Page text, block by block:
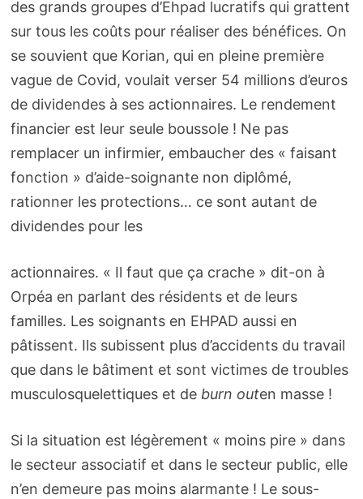
des grands groupes d’Ehpad lucratifs qui grattent
sur tous les coûts pour réaliser des bénéfices. On
se souvient que Korian, qui en pleine première
vague de Covid, voulait verser 54 millions d’euros
de dividendes à ses actionnaires. Le rendement
financier est leur seule boussole ! Ne pas
remplacer un infirmier, embaucher des « faisant
fonction » d’aide-soignante non diplômé,
rationner les protections… ce sont autant de
dividendes pour les
actionnaires. « Il faut que ça crache » dit-on à
Orpéa en parlant des résidents et de leurs
familles. Les soignants en EHPAD aussi en
pâtissent. Ils subissent plus d’accidents du travail
que dans le bâtiment et sont victimes de troubles
musculosquelettiques et de burn outen masse !
Si la situation est légèrement « moins pire » dans
le secteur associatif et dans le secteur public, elle
n’en demeure pas moins alarmante ! Le sous-